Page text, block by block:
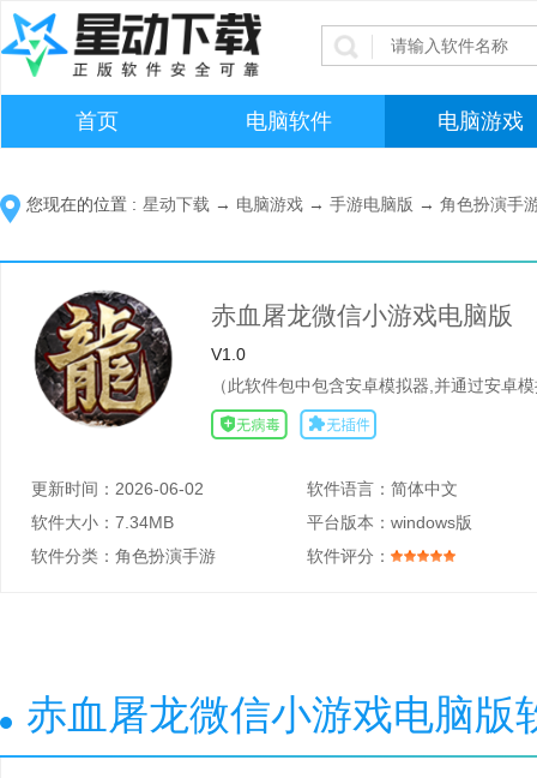
首页 电脑软件 电脑游戏
您现在的位置 : 星动下载 → 电脑游戏 → 手游电脑版 → 角色扮演手
赤血屠龙微信小游戏电脑版
V1.0
（此软件包中包含安卓模拟器,并通过安卓
更新时间： 2026-06-02 软件语言：简体中文
软件大小： 7.34MB 平台版本：windows版
软件分类： 角色扮演手游 软件评分：
赤血屠龙微信小游戏电脑版